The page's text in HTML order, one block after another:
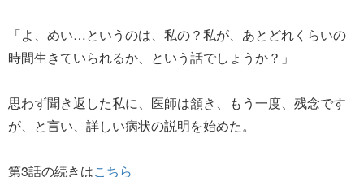
「よ、めい…というのは、私の？私が、あとどれくらいの
時間生きていられるか、という話でしょうか？」
思わず聞き返した私に、医師は頷き、もう一度、残念です
が、と言い、詳しい病状の説明を始めた。
第3話の続きはこちら